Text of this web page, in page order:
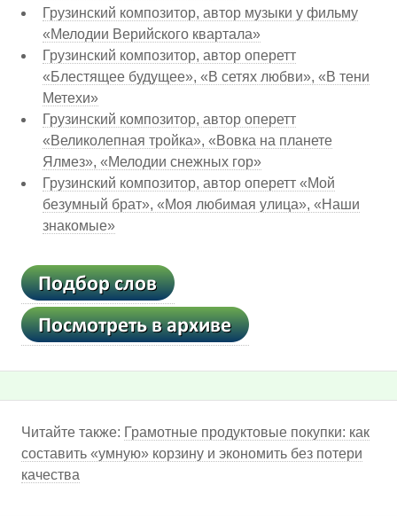
Грузинский композитор, автор музыки у фильму
«Мелодии Верийского квартала»
Грузинский композитор, автор оперетт
«Блестящее будущее», «В сетях любви», «В тени
Метехи»
Грузинский композитор, автор оперетт
«Великолепная тройка», «Вовка на планете
Ялмез», «Мелодии снежных гор»
Грузинский композитор, автор оперетт «Мой
безумный брат», «Моя любимая улица», «Наши
знакомые»
Читайте также: Грамотные продуктовые покупки: как
составить «умную» корзину и экономить без потери
качества